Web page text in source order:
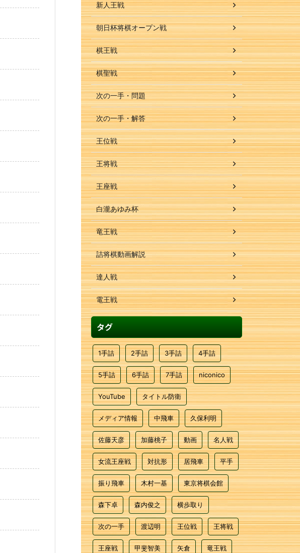
新人王戦
朝日杯将棋オープン戦
棋王戦
棋聖戦
次の一手・問題
次の一手・解答
王位戦
王将戦
王座戦
白瀧あゆみ杯
竜王戦
詰将棋動画解説
達人戦
電王戦
タグ
1手詰 2手詰 3手詰 4手詰
5手詰 6手詰 7手詰 niconico
YouTube タイトル防衛
メディア情報 中飛車 久保利明
佐藤天彦 加藤桃子 動画 名人戦
女流王座戦 対抗形 居飛車 平手
振り飛車 木村一基 東京将棋会館
森下卓 森内俊之 横歩取り
次の一手 渡辺明 王位戦 王将戦
王座戦 甲斐智美 矢倉 竜王戦